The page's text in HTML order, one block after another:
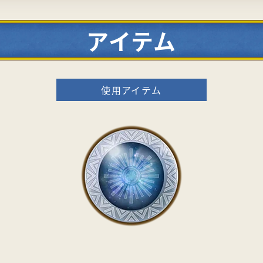
アイテム
使用アイテム